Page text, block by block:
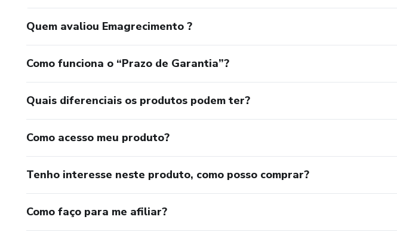
Quem avaliou Emagrecimento ?
Como funciona o “Prazo de Garantia”?
Quais diferenciais os produtos podem ter?
Como acesso meu produto?
Tenho interesse neste produto, como posso comprar?
Como faço para me afiliar?